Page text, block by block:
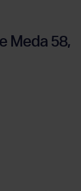
Meda 58,